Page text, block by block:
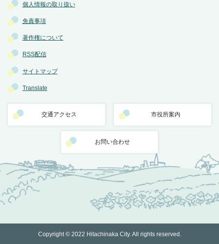
個人情報の取り扱い
免責事項
著作権について
RSS配信
サイトマップ
Translate
交通アクセス 市役所案内
お問い合わせ
Copyright © 2022 Hitachinaka City. All rights reserved.